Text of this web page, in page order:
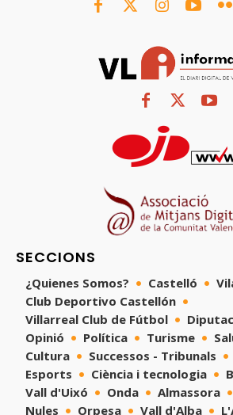
SECCIONS
¿Quienes Somos? Castelló
Club Deportivo Castellón
Villarreal Club de Fútbol
Opinió
Política Turisme
Cultura
Successos - Tribunals
Esports
Ciència i tecnologia
Vall d'Uixó
Onda Almassora
Nules
Orpesa Vall d'Alba